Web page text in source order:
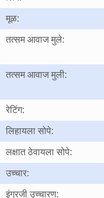
मूळ:
तत्सम आवाज मुले:
तत्सम आवाज मुली:
रेटिंग:
लिहायला सोपे:
लक्षात ठेवायला सोपे:
उच्चार:
इंग्रजी उच्चारण: